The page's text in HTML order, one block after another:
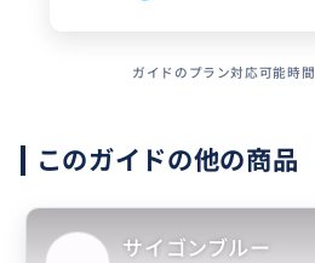
ガイドのプラン対応可能時間
このガイドの他の商品
サイゴンブルー